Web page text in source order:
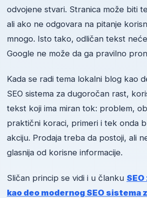
odvojene stvari. Stranica može biti
ali ako ne odgovara na pitanje
mnogo. Isto tako, odličan tekst
Google ne može da ga pravilno
Kada se radi tema lokalni blog kao
SEO sistema za dugoročan rast,
tekst koji ima miran tok: problem,
praktični koraci, primeri i tek onda
akciju. Prodaja treba da postoji, ali
glasnija od korisne informacije.
Sličan princip se vidi i u članku
kao deo modernog SEO sistema